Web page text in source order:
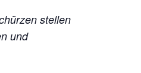
stellen
und